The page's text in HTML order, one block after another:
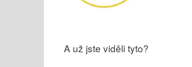
A už jste viděli tyto?